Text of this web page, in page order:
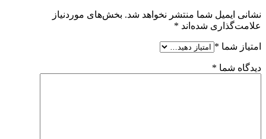
نشانی ایمیل شما منتشر نخواهد شد. بخش‌های موردنیاز
علامت‌گذاری شده‌اند *
امتیاز شما *
دیدگاه شما *